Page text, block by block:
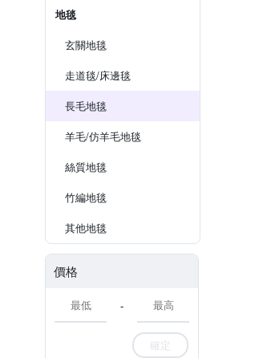
地毯
玄關地毯
走道毯/床邊毯
長毛地毯
羊毛/仿羊毛地毯
絲質地毯
竹編地毯
其他地毯
價格
-
確定